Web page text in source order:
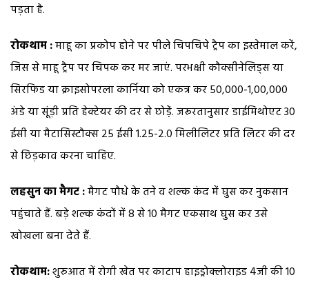
पड़ता है.
रोकथाम :माहू का प्रकोप होने पर पीले चिपचिपे ट्रैप का इस्तेमाल करें,
जिस से माहू ट्रैप पर चिपक कर मर जाएं. परभक्षी कौक्सीनेलिड्स या
सिरफिड या क्राइसोपरला कार्निया को एकत्र कर 50,000-1,00,000
अंडे या सूंड़ी प्रति हेक्टेयर की दर से छोडे़ं. जरूरतानुसार डाईमिथोएट 30
ईसी या मैटासिस्टौक्स 25 ईसी 1.25-2.0 मिलीलिटर प्रति लिटर की दर
से छिड़काव करना चाहिए.
लहसुन का मैगट :मैगट पौधे के तने व शल्क कंद में घुस कर नुकसान
पहुंचाते हैं. बड़े शल्क कंदों में 8 से 10 मैगट एकसाथ घुस कर उसे
खोखला बना देते हैं.
रोकथाम:शुरुआत में रोगी खेत पर काटाप हाइड्रोक्लोराइड 4जी की 10